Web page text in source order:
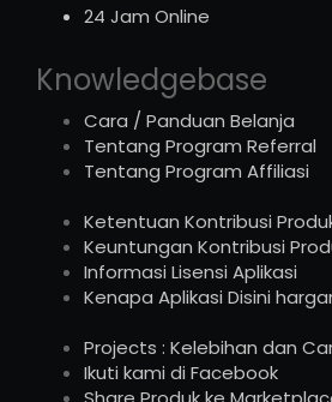
24 Jam Online
Knowledgebase
Cara / Panduan Belanja
Tentang Program Referral
Tentang Program Affiliasi
Ketentuan Kontribusi
Keuntungan Kontribusi
Informasi Lisensi Aplikasi
Kenapa Aplikasi Disini
Projects : Kelebihan dan
Ikuti kami di Facebook